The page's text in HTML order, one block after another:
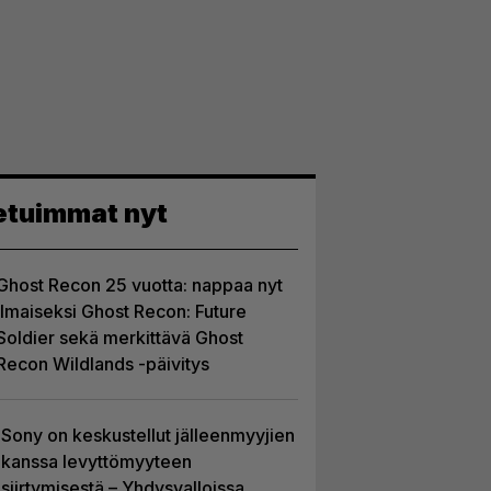
nyt
Recon 25 vuotta: nappaa nyt
Ghost Recon: Future
sekä merkittävä Ghost
Wildlands -päivitys
Sony on keskustellut jälleenmyyjien
kanssa levyttömyyteen